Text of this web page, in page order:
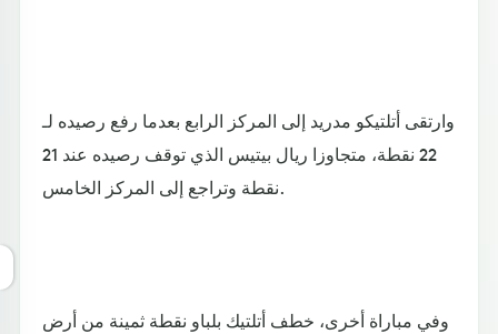
وارتقى أتلتيكو مدريد إلى المركز الرابع بعدما رفع رصيده لـ
22 نقطة، متجاوزا ريال بيتيس الذي توقف رصيده عند 21
نقطة وتراجع إلى المركز الخامس.
وفي مباراة أخرى، خطف أتلتيك بلباو نقطة ثمينة من أرض